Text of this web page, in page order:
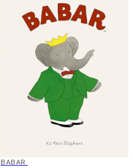
50%*
BABAR